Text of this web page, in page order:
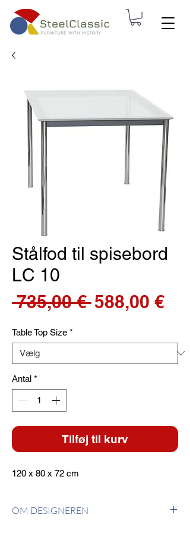
Stålfod til spisebord
LC 10
735,00 € Regulær
588,00 €
Table Top Size *
Antal *
Tilføj til kurv
120 x 80 x 72 cm
OM DESIGNEREN